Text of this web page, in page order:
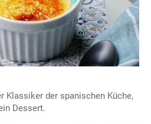
Klassiker der spanischen Küche,
Dessert.